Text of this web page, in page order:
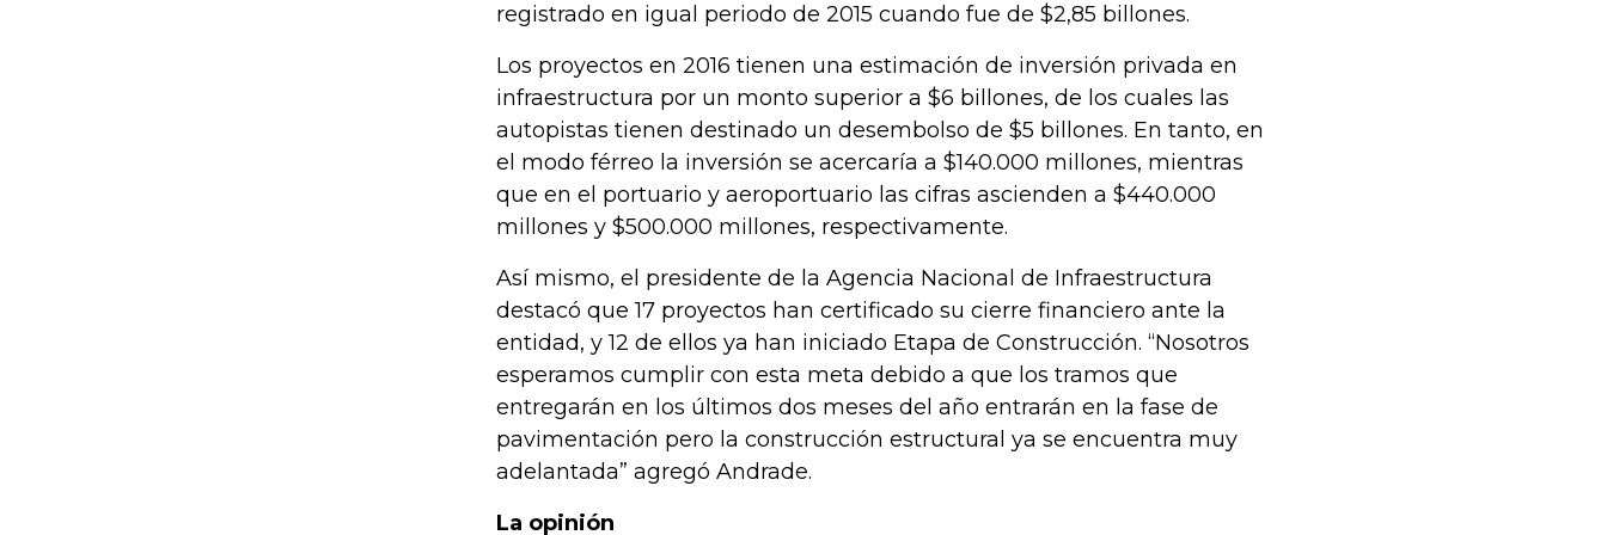
registrado en igual periodo de 2015 cuando fue de $2,85 billones.
Los proyectos en 2016 tienen una estimación de inversión privada en
infraestructura por un monto superior a $6 billones, de los cuales las
autopistas tienen destinado un desembolso de $5 billones. En tanto, en
el modo férreo la inversión se acercaría a $140.000 millones, mientras
que en el portuario y aeroportuario las cifras ascienden a $440.000
millones y $500.000 millones, respectivamente.
Así mismo, el presidente de la Agencia Nacional de Infraestructura
destacó que 17 proyectos han certificado su cierre financiero ante la
entidad, y 12 de ellos ya han iniciado Etapa de Construcción. “Nosotros
esperamos cumplir con esta meta debido a que los tramos que
entregarán en los últimos dos meses del año entrarán en la fase de
pavimentación pero la construcción estructural ya se encuentra muy
adelantada” agregó Andrade.
La opinión